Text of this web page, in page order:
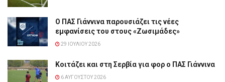
Ο ΠΑΣ Γιάννινα παρουσιάζει τις νέες
εμφανίσεις του στους «Ζωσιμάδες»
29 ΙΟΥΛΊΟΥ 2026
Κοιτάζει και στη Σερβία για φορ ο ΠΑΣ Γιάννινα
6 ΑΥΓΟΎΣΤΟΥ 2026